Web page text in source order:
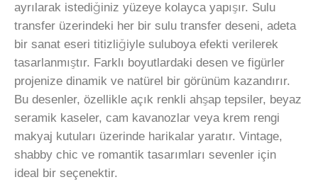
ayrılarak istediğiniz yüzeye kolayca yapışır. Sulu
transfer üzerindeki her bir sulu transfer deseni, adeta
bir sanat eseri titizliğiyle suluboya efekti verilerek
tasarlanmıştır. Farklı boyutlardaki desen ve figürler
projenize dinamik ve natürel bir görünüm kazandırır.
Bu desenler, özellikle açık renkli ahşap tepsiler, beyaz
seramik kaseler, cam kavanozlar veya krem rengi
makyaj kutuları üzerinde harikalar yaratır. Vintage,
shabby chic ve romantik tasarımları sevenler için
ideal bir seçenektir.